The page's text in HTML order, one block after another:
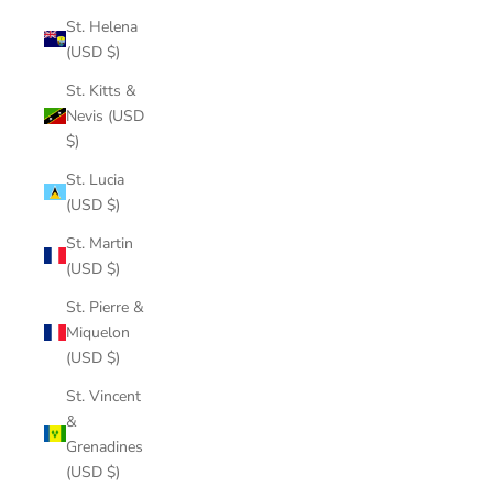
St. Helena
(USD $)
St. Kitts &
Nevis (USD
$)
St. Lucia
(USD $)
St. Martin
(USD $)
St. Pierre &
Miquelon
(USD $)
St. Vincent
&
Grenadines
(USD $)